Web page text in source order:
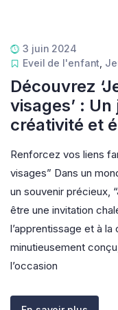
3 juin 2024
Eveil de l'enfant
Découvrez
visages’ :
créativité et
Renforcez vos liens
visages” Dans un
un souvenir précieux,
être une invitation
l’apprentissage et à
minutieusement
l’occasion